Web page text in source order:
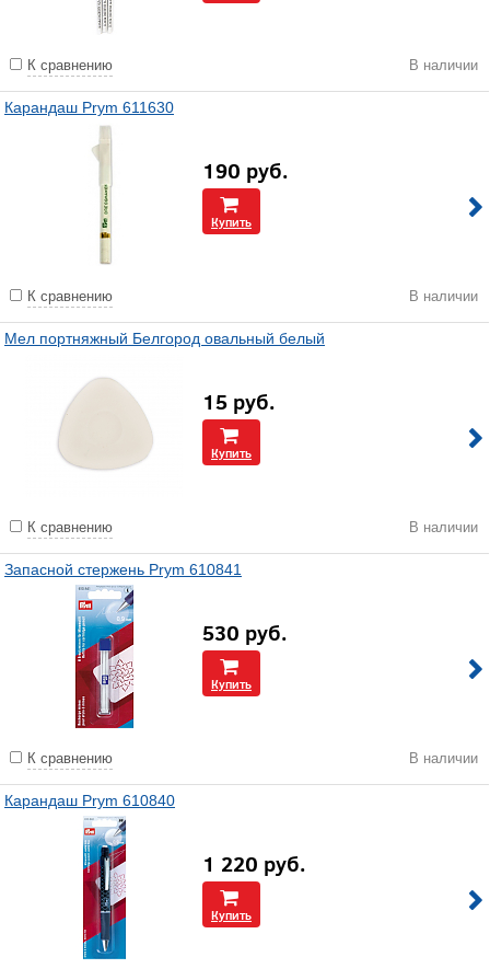
К сравнению В наличии
Карандаш Prym 611630
190 руб.
Купить
К сравнению В наличии
Мел портняжный Белгород овальный белый
15 руб.
Купить
К сравнению В наличии
Запасной стержень Prym 610841
530 руб.
Купить
К сравнению В наличии
Карандаш Prym 610840
1 220 руб.
Купить